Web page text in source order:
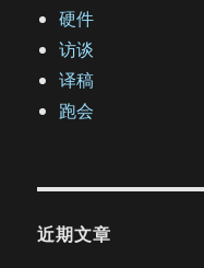
硬件
访谈
译稿
跑会
近期文章